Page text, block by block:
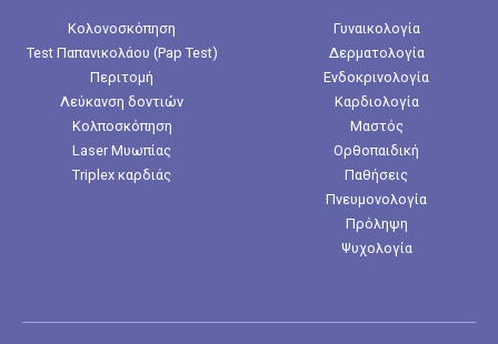
Κολονοσκόπηση
Test Παπανικολάου (Pap Test)
Περιτομή
Λεύκανση δοντιών
Κολποσκόπηση
Laser Μυωπίας
Triplex καρδιάς
Γυναικολογία
Δερματολογία
Ενδοκρινολογία
Καρδιολογία
Μαστός
Ορθοπαιδική
Παθήσεις
Πνευμονολογία
Πρόληψη
Ψυχολογία